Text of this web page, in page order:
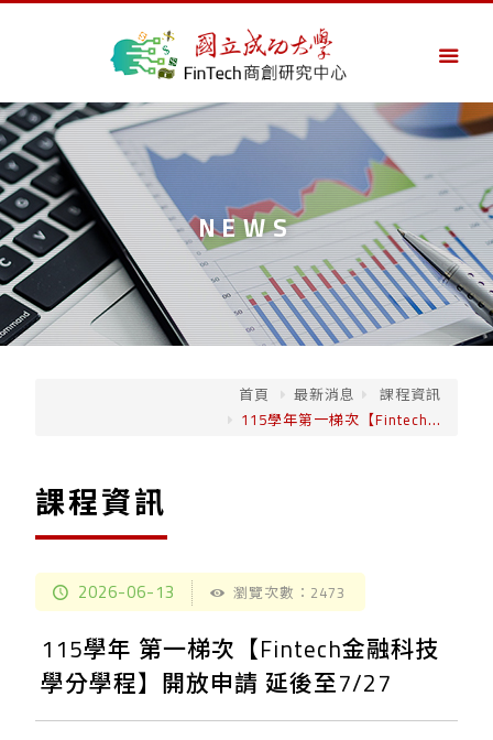
NEWS
首頁 最新消息
課程資訊
115學年第一梯次【Fintech...
課程資訊
2026-06-13 瀏覽次數：2473
115學年 第一梯次【Fintech金融科技
學分學程】開放申請 延後至7/27